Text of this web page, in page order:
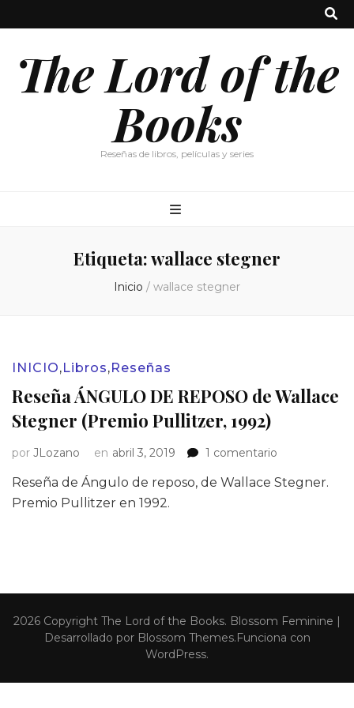
The Lord of the
Books
Reseñas de libros, películas y series
Etiqueta:wallace stegner
Inicio / wallace stegner
INICIO,Libros,Reseñas
Reseña ÁNGULO DE REPOSO de Wallace
Stegner (Premio Pullitzer, 1992)
por JLozano en abril 3, 2019 1 comentario
ÁNGULO
1992)
Reseña de Ángulo de reposo, de Wallace Stegner.
Premio Pullitzer en 1992.
2026 Copyright The Lord of the Books. Blossom Feminine |
Desarrollado por Blossom Themes.Funciona con
WordPress.